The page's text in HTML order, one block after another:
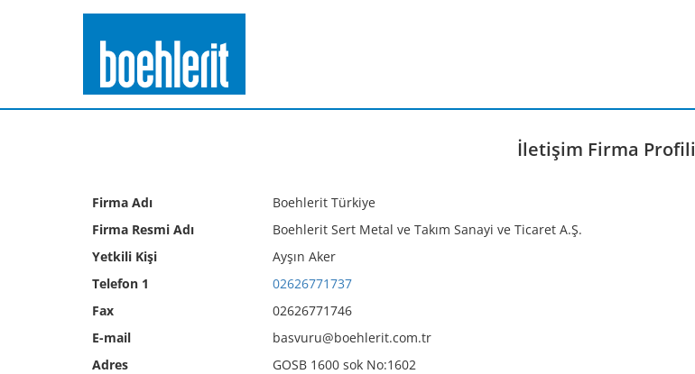
İletişim Firma Profili
Firma Adı
Boehlerit Türkiye
Firma Resmi Adı
Boehlerit Sert Metal ve Takım Sanayi ve Ticaret A.Ş.
Yetkili Kişi
Ayşın Aker
Telefon 1
02626771737
Fax
02626771746
E-mail
basvuru@boehlerit.com.tr
Adres
GOSB 1600 sok No:1602